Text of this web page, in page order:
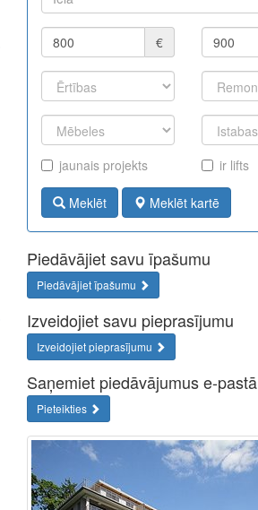
€
jaunais projekts ir lifts
Meklēt Meklēt kartē
Piedāvājiet savu īpašumu
Piedāvājiet īpašumu
Izveidojiet savu pieprasījumu
Izveidojiet pieprasījumu
Saņemiet piedāvājumus e-pastā
Pieteikties